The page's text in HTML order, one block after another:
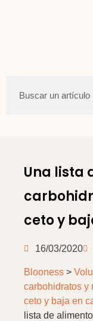
Una lista
ceto y
16/03/2020
Blooness >
carbohidratos y
ceto y baja en
lista de